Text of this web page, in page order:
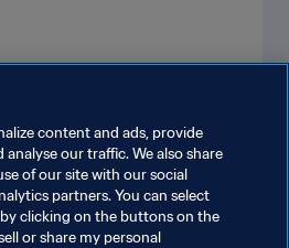
VER MÁScontent and ads, provide
analyse our traffic. We also share
of our site with our social
partners. You can select
clicking on the buttons on the
or share my personal